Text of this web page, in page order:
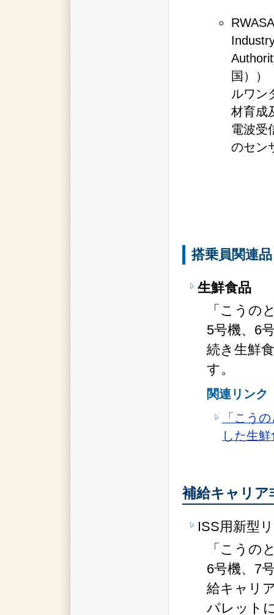
国））
ルワン
材育成
電波受
のセン
搭乗員関連品
生鮮食品
「こうの
5号機、6
続き生鮮
す。
関連リンク
「こう
した生
補給キャリア
ISS用新型
「こうの
6号機、7
給キャリ
パレット